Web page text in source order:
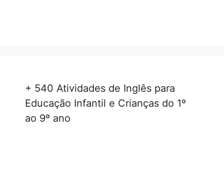
+ 540 Atividades de Inglês para
Educação Infantil e Crianças do 1º
ao 9º ano